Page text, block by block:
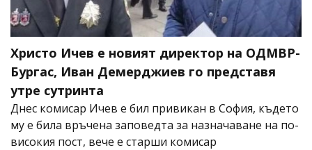
Христо Ичев е новият директор на ОДМВР-
Бургас, Иван Демерджиев го представя
утре сутринта
Днес комисар Ичев е бил привикан в София, където
му е била връчена заповедта за назначаване на по-
високия пост, вече е старши комисар